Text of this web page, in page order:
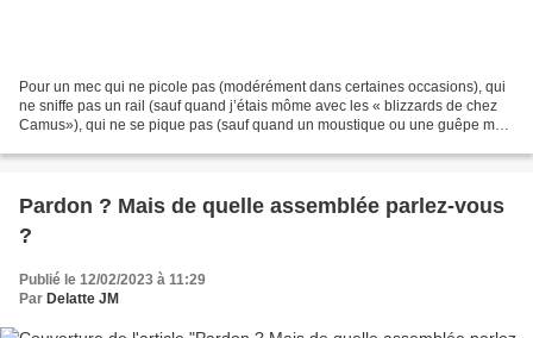
Pour un mec qui ne picole pas (modérément dans certaines occasions), qui
ne sniffe pas un rail (sauf quand j’étais môme avec les « blizzards de chez
Camus»), qui ne se pique pas (sauf quand un moustique ou une guêpe me
Pardon ? Mais de quelle assemblée parlez-vous
?
Publié le 12/02/2023 à 11:29
Par Delatte JM